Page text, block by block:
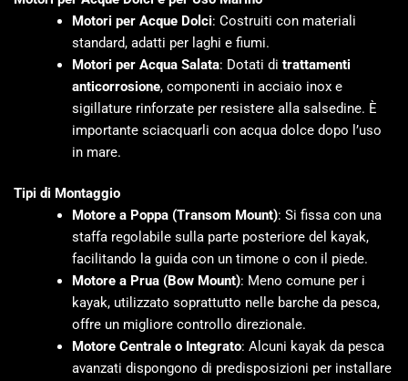
Motori per Acque Dolci: Costruiti con materiali
standard, adatti per laghi e fiumi.
Motori per Acqua Salata: Dotati di trattamenti
anticorrosione, componenti in acciaio inox e
sigillature rinforzate per resistere alla salsedine. È
importante sciacquarli con acqua dolce dopo l’uso
in mare.
Tipi di Montaggio
Motore a Poppa (Transom Mount): Si fissa con una
staffa regolabile sulla parte posteriore del kayak,
facilitando la guida con un timone o con il piede.
Motore a Prua (Bow Mount): Meno comune per i
kayak, utilizzato soprattutto nelle barche da pesca,
offre un migliore controllo direzionale.
Motore Centrale o Integrato: Alcuni kayak da pesca
avanzati dispongono di predisposizioni per installare